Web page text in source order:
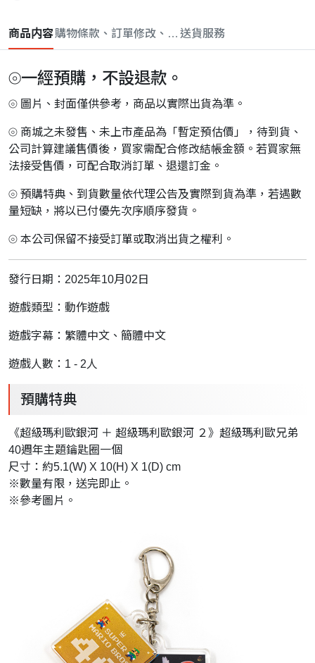
商品内容購物條款、訂單修改、取消與退款政策
送貨服務
⦾一經預購，不設退款。
⦾ 圖片、封面僅供參考，商品以實際出貨為準。
⦾ 商城之未發售、未上市產品為「暫定預估價」，待到貨、
公司計算建議售價後，買家需配合修改結帳金額。若買家無
法接受售價，可配合取消訂單、退還訂金。
⦾ 預購特典、到貨數量依代理公告及實際到貨為準，若遇數
量短缺，將以已付優先次序順序發貨。
⦾ 本公司保留不接受訂單或取消出貨之權利。
發行日期：2025年10月02日
遊戲類型：動作遊戲
遊戲字幕：繁體中文、簡體中文
遊戲人數：1 - 2人
預購特典
《超級瑪利歐銀河 ＋ 超級瑪利歐銀河 ２》超級瑪利歐兄弟
40週年主題鑰匙圈一個
尺寸：約5.1(W) X 10(H) X 1(D) cm
※數量有限，送完即止。
※參考圖片。